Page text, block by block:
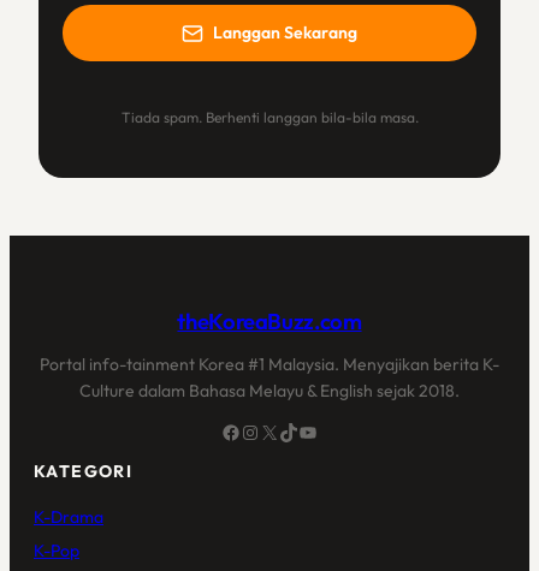
Langgan Sekarang
Tiada spam. Berhenti langgan bila-bila masa.
theKoreaBuzz.com
Portal info-tainment Korea #1 Malaysia. Menyajikan berita K-
Culture dalam Bahasa Melayu & English sejak 2018.
Facebook Instagram X TikTok YouTube
KATEGORI
K-Drama
K-Pop